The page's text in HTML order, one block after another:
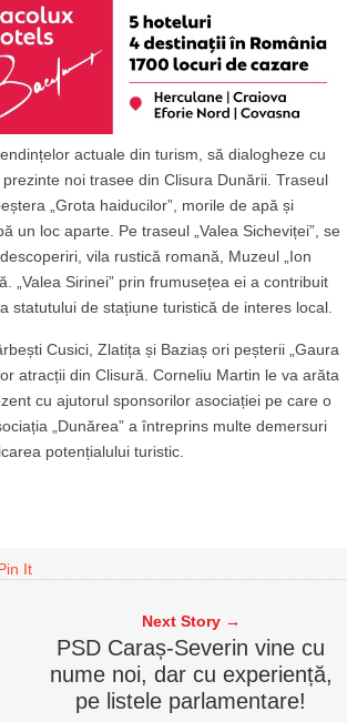
actuale din turism, să dialogheze cu
noi trasee din Clisura Dunării. Traseul
„Grota haiducilor”, morile de apă și
un loc aparte. Pe traseul „Valea Sicheviței”, se
vila rustică romană, Muzeul „Ion
„Valea Sirinei” prin frumusețea ei a contribuit
statutului de stațiune turistică de interes local.
Cusici, Zlatița și Baziaș ori peșterii „Gaura
atracții din Clisură. Corneliu Martin le va arăta
cu ajutorul sponsorilor asociației pe care o
„Dunărea” a întreprins multe demersuri
potențialului turistic.
It
Next Story →
PSD Caraș-Severin vine cu
nume noi, dar cu experiență,
pe listele parlamentare!